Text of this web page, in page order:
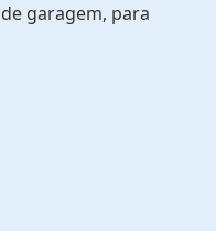
garagem, para